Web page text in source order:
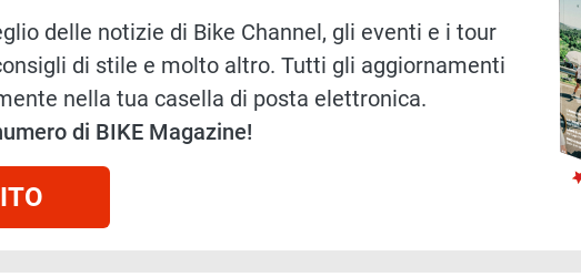
delle notizie di Bike Channel, gli eventi e i tour
di stile e molto altro. Tutti gli aggiornamenti
nella tua casella di posta elettronica.
di BIKE Magazine!